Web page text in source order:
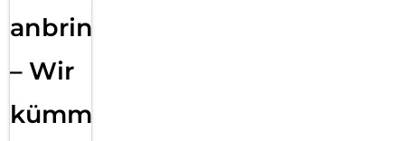
anbringen
– Wir
kümmern